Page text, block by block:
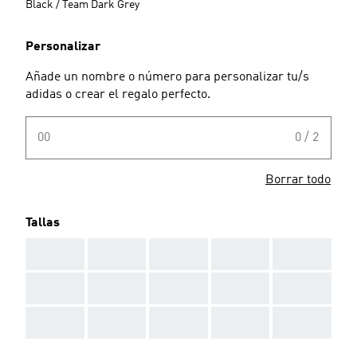
Black / Team Dark Grey
Personalizar
Añade un nombre o número para personalizar tu/s
adidas o crear el regalo perfecto.
00 0 / 2
Borrar todo
Tallas